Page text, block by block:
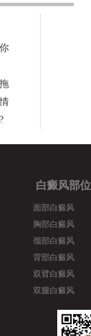
白癜风部位
面部白癜风
胸部白癜风
颈部白癜风
背部白癜风
双臂白癜风
双腿白癜风